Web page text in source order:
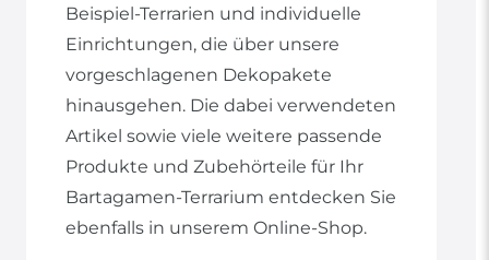
Beispiel-Terrarien und individuelle
Einrichtungen, die über unsere
vorgeschlagenen Dekopakete
hinausgehen. Die dabei verwendeten
Artikel sowie viele weitere passende
Produkte und Zubehörteile für Ihr
Bartagamen-Terrarium entdecken Sie
ebenfalls in unserem Online-Shop.